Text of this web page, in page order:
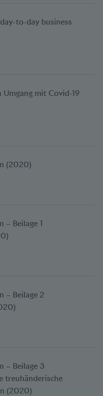
to-day business
mit Covid-19
(2020)
– Beilage 1
– Beilage 2
– Beilage 3
treuhänderische
(2020)